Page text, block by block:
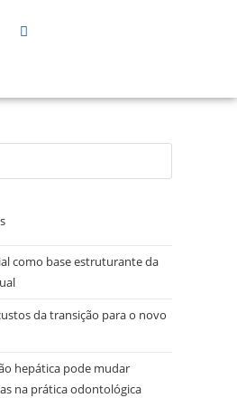
como base estruturante da
da transição para o novo
hepática pode mudar
na prática odontológica